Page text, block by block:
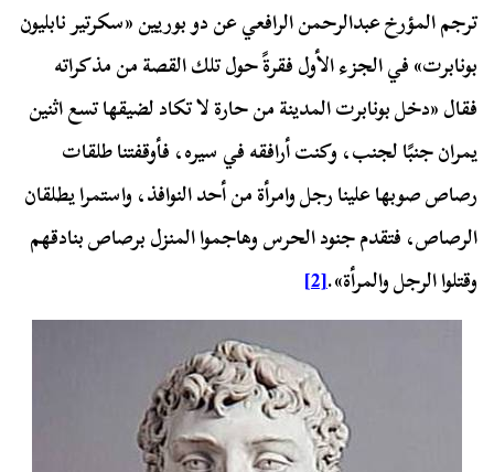
ترجم المؤرخ عبدالرحمن الرافعي عن دو بوريين «سكرتير نابليون
بونابرت» في الجزء الأول فقرةً حول تلك القصة من مذكراته
فقال «دخل بونابرت المدينة من حارة لا تكاد لضيقها تسع اثنين
يمران جنبًا لجنب، وكنت أرافقه في سيره، فأوقفتنا طلقات
رصاص صوبها علينا رجل وامرأة من أحد النوافذ، واستمرا يطلقان
الرصاص، فتقدم جنود الحرس وهاجموا المنزل برصاص بنادقهم
وقتلوا الرجل والمرأة».[2]